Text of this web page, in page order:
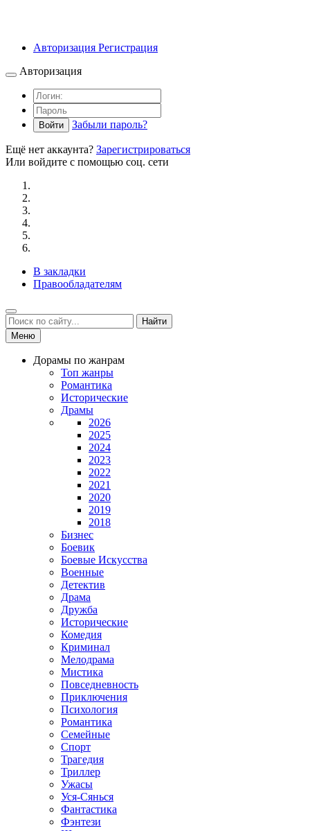
Авторизация Регистрация
Авторизация
Войти Забыли пароль?
Ещё нет аккаунта? Зарегистрироваться
Или войдите с помощью соц. сети
В закладки
Правообладателям
Найти
Меню
Дорамы по жанрам
Топ жанры
Романтика
Исторические
Драмы
2026
2025
2024
2023
2022
2021
2020
2019
2018
Бизнес
Боевик
Боевые Искусства
Военные
Детектив
Драма
Дружба
Исторические
Комедия
Криминал
Мелодрама
Мистика
Повседневность
Приключения
Психология
Романтика
Семейные
Спорт
Трагедия
Триллер
Ужасы
Уся-Сянься
Фантастика
Фэнтези